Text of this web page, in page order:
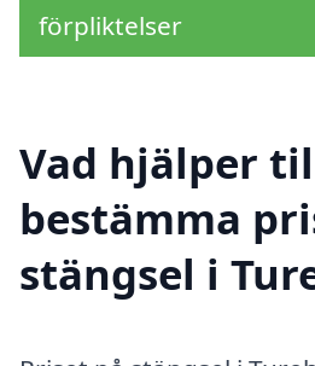
förpliktelser
Vad hjälper
bestämma
stängsel i